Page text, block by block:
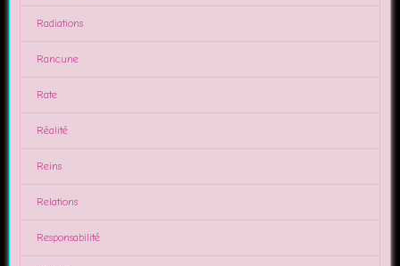
Radiations
Rancune
Rate
Réalité
Reins
Relations
Responsabilité